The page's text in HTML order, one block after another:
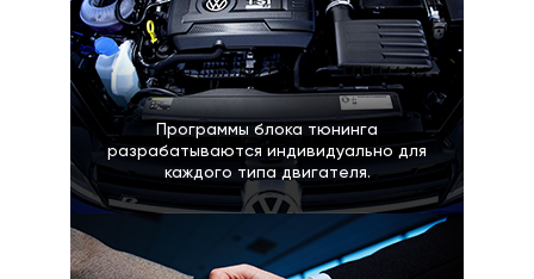
Программы блока тюнинга
разрабатываются индивидуально для
каждого типа двигателя.